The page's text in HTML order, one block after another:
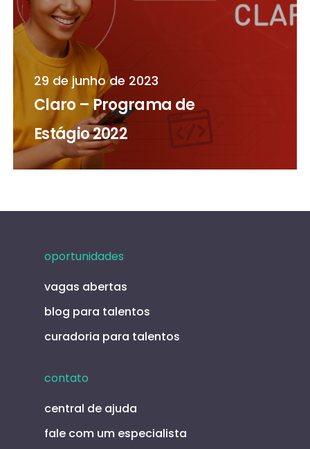
29 de junho de 2023
Claro – Programa de
Estágio 2022
oportunidades
vagas abertas
blog para talentos
curadoria para talentos
contato
central de ajuda
fale com um especialista